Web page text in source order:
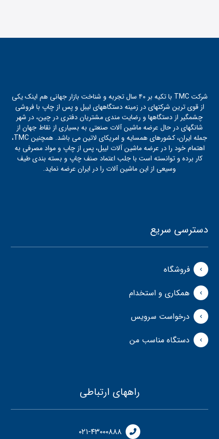
شرکت TMC با تکیه بر ۴۰ سال تجربه و شناخت بازار جهانی هم اینک یکی
از قوی ترین شرکتهای در زمینه دستگاههای لیبل و پس از چاپ با فروشی
چشمگیر از دستگاهها و رضایت مندی مشتریان دفتری در چین، در شهر
شانگهای در حال عرضه ماشین آلات صنعتی به بسیاری از نقاط جهان از
جمله ایران، کشورهای همسایه و امریکای لاتین می باشد. همچنین TMC،
اهتمام خود را در عرضه ماشین آلات لیبل، پس از چاپ و مواد مصرفی به
کار برده و توانسته است با جلب اعتماد صنف چاپ و بسته بندی طیف
وسیعی از این ماشین آلات را در ایران عرضه نماید.
دسترسی سریع
فروشگاه
همکاری و استخدام
درخواست سرویس
دستگاه مناسب من
راههای ارتباطی
۰۲۱-۴۳۰۰۰۸۸۸